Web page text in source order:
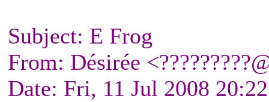
Subject: E Frog
From: Désirée
Date: Fri, 11 Jul 2008